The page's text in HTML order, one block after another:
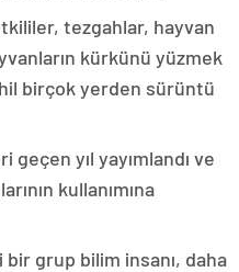
tezgahlar, hayvan
kürkünü yüzmek
birçok yerden sürüntü
yıl yayımlandı ve
kullanımına
bir grup bilim insanı, daha